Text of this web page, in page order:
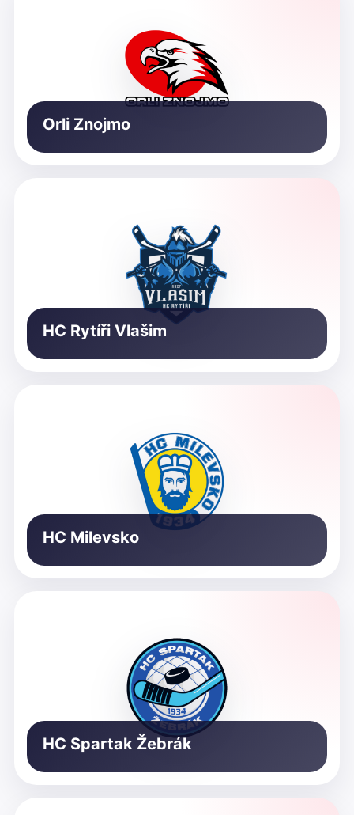
Orli Znojmo
HC Rytíři Vlašim
HC Milevsko
HC Spartak Žebrák